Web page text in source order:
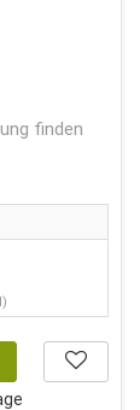
finden